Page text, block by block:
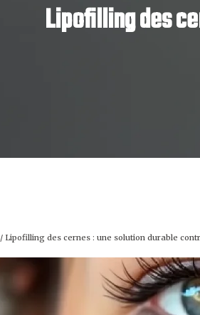
Lipofilling des
/ Lipofilling des cernes : une solution durable